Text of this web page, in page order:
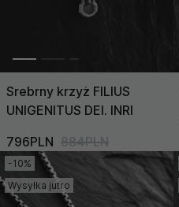
Srebrny krzyż FILIUS
UNIGENITUS DEI. INRI
796PLN 884PLN
-10%
Wysyłka jutro